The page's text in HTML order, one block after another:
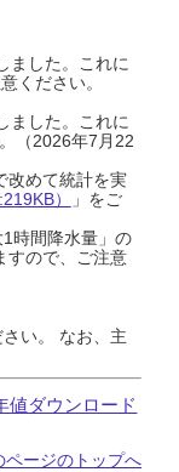
ました。これに
ください。
ました。これに
（2026年7月22
改めて統計を実
）
」をご
時間降水量」の
すので、ご注意
い。 なお、主
値ダウンロード
ページのトップへ